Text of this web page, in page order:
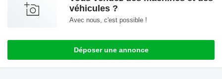
véhicules ?
Avec nous, c'est possible !
Déposer une annonce